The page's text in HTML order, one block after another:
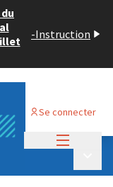
-Instruction
Se connecter